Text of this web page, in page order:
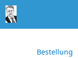
Bestellung